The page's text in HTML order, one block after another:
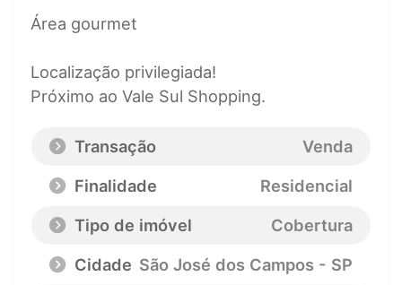
Área gourmet
Localização privilegiada!
Próximo ao Vale Sul Shopping.
Transação
Venda
Finalidade
Residencial
Tipo de imóvel
Cobertura
Cidade São José dos Campos - SP